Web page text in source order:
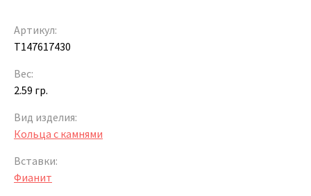
Артикул:
Т147617430
Вес:
2.59 гр.
Вид изделия:
Кольца с камнями
Вставки:
Фианит